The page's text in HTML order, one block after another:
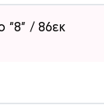
/ 86εκ